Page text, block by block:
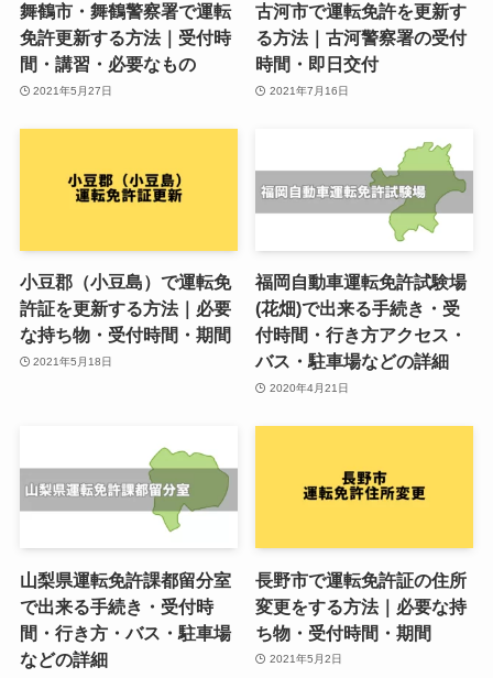
舞鶴市・舞鶴警察署で運転
免許更新する方法｜受付時
間・講習・必要なもの
2021年5月27日
古河市で運転免許を更新す
る方法｜古河警察署の受付
時間・即日交付
2021年7月16日
小豆郡（小豆島）で運転免
許証を更新する方法｜必要
な持ち物・受付時間・期間
2021年5月18日
福岡自動車運転免許試験場
(花畑)で出来る手続き・受
付時間・行き方アクセス・
バス・駐車場などの詳細
2020年4月21日
山梨県運転免許課都留分室
で出来る手続き・受付時
間・行き方・バス・駐車場
などの詳細
長野市で運転免許証の住所
変更をする方法｜必要な持
ち物・受付時間・期間
2021年5月2日